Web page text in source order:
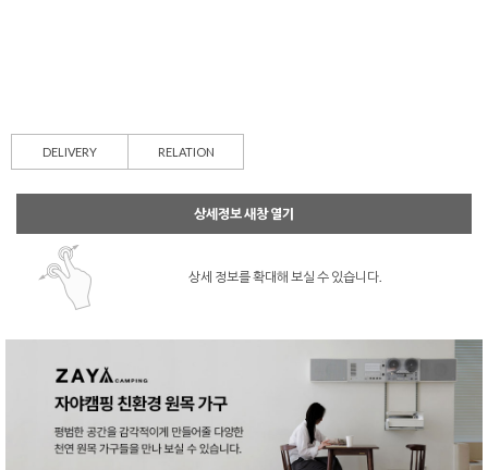
DELIVERY RELATION
상세정보 새창 열기
상세 정보를 확대해 보실 수 있습니다.